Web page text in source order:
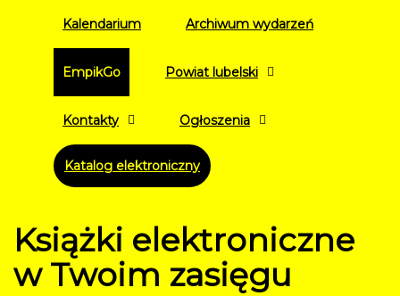
Kalendarium Archiwum wydarzeń
EmpikGo Powiat lubelski
Kontakty Ogłoszenia
Katalog elektroniczny
Książki elektroniczne
w Twoim zasięgu